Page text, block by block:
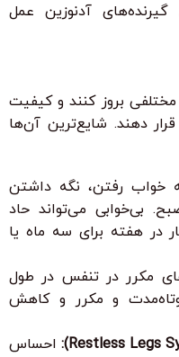
آدنوزین عمل
بروز کنند و کیفیت
دهند. شایع‌ترین آن‌ها
خواب رفتن، نگه داشتن
بی‌خوابی می‌تواند حاد
در هفته برای سه ماه یا
مکرر در تنفس در طول
و مکرر و کاهش
احساس